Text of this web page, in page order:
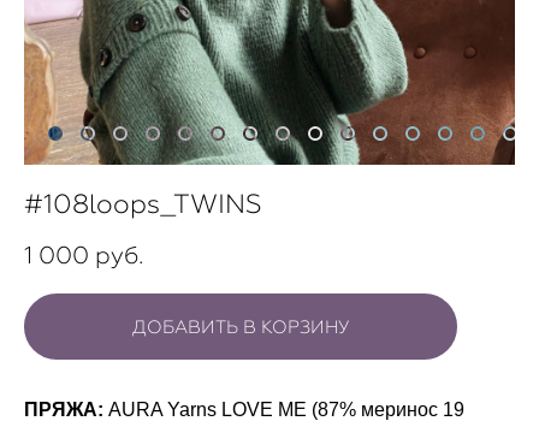
#108loops_TWINS
1 000 pуб.
ДОБАВИТЬ В КОРЗИНУ
ПРЯЖА: AURA Yarns LOVE ME (87% меринос 19